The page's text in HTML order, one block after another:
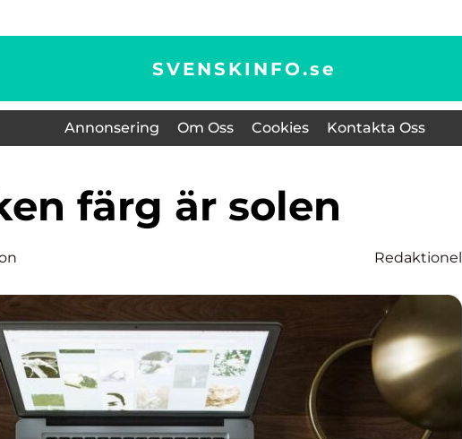
SVENSKINFO.se
Annonsering Om Oss Cookies Kontakta Oss
färg är solen
Redaktionel